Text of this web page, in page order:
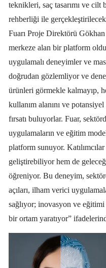
teknikleri, saç tasarımı ve cilt
rehberliği ile
Fuarı Proje Direktörü
merkeze alan bir platform
uygulamalı deneyimler ve
doğrudan gözlemliyor ve
ürünleri görmekle kalmayıp,
kullanım alanını ve
fırsatı buluyorlar. Fuar,
uygulamaların ve eğitim
platform sunuyor.
geliştirebiliyor hem de
öğreniyor. Bu deneyim,
açıları, ilham verici
sağlıyor; inovasyon ve eğitimi
bir ortam yaratıyor”